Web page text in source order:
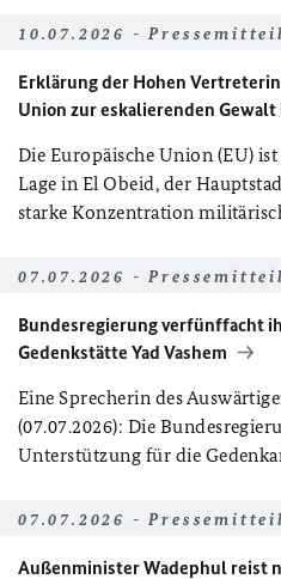
10.07.2026 -
Erklärung der Hohen
Union zur eskalierenden Gewalt
Die Europäische Union (EU)
Lage in El Obeid, der
starke Konzentration
07.07.2026 -
Bundesregierung verfünffacht
Gedenkstätte Yad Vashem
Eine Sprecherin des
(07.07.2026): Die
Unterstützung für die
07.07.2026 -
Außenminister Wadephul reist